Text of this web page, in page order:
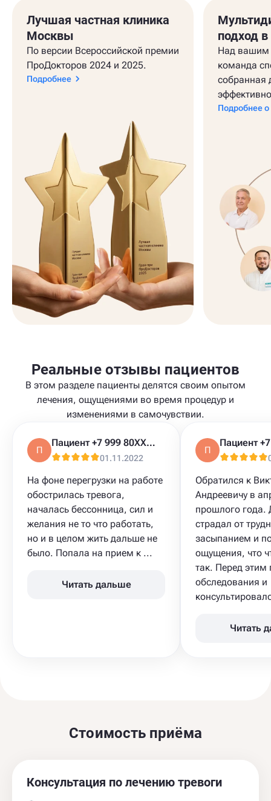
Лучшая частная клиника
Москвы
По версии Всероссийской премии
ПроДокторов 2024 и 2025.
Подробнее
подход
Над вашим
команда
собранная
Подробнее о
Реальные отзывы пациентов
В этом разделе пациенты делятся своим опытом
лечения, ощущениями во время процедур и
изменениями в самочувствии.
П
Пациент +7 999 80XXXXX
01.11.2022
На фоне перегрузки на работе
обострилась тревога,
началась бессонница, сил и
желания не то что работать,
но и в целом жить дальше не
было. Попала на прием к ...
Читать дальше
П
Обратился к
Андреевичу в
прошлого года.
страдал от
засыпанием и
ощущения, что
так. Перед этим
обследования и
Читать
Стоимость приёма
Консультация по лечению тревоги